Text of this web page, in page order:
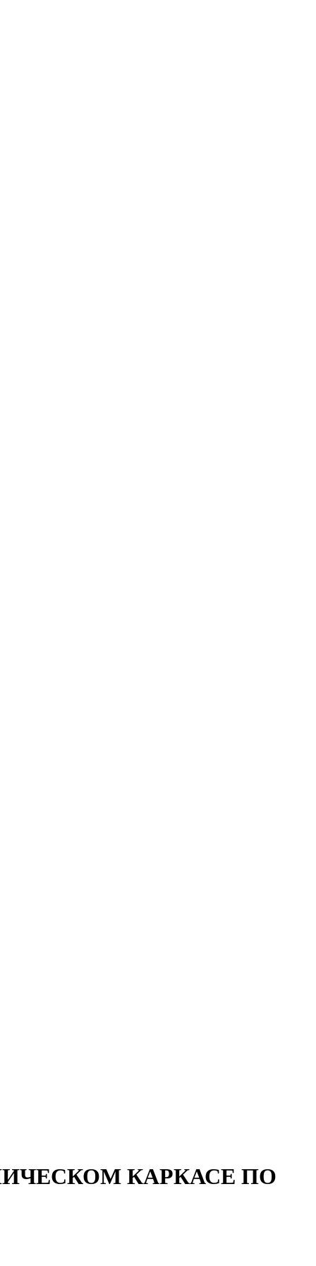
КАРКАСЕ ПО